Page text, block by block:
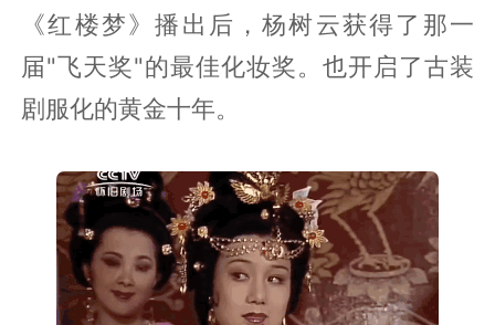
《红楼梦》播出后，杨树云获得了那一
届"飞天奖"的最佳化妆奖。也开启了古装
剧服化的黄金十年。